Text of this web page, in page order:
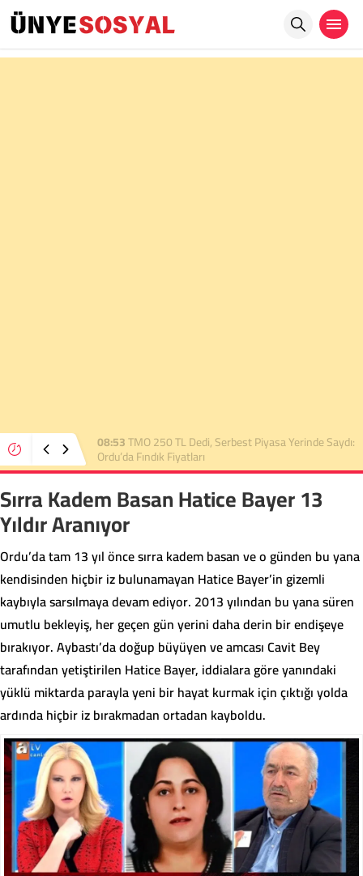
22:36TMO 2026 Fındık Alım Fiyatını Açıkladı:
Üreticinin Beklentisi Karşılanmadı
Sırra Kadem Basan Hatice Bayer 13
Yıldır Aranıyor
Ordu’da tam 13 yıl önce sırra kadem basan ve o günden bu yana
kendisinden hiçbir iz bulunamayan Hatice Bayer’in gizemli
kaybıyla sarsılmaya devam ediyor. 2013 yılından bu yana süren
umutlu bekleyiş, her geçen gün yerini daha derin bir endişeye
bırakıyor. Aybastı’da doğup büyüyen ve amcası Cavit Bey
tarafından yetiştirilen Hatice Bayer, iddialara göre yanındaki
yüklü miktarda parayla yeni bir hayat kurmak için çıktığı yolda
ardında hiçbir iz bırakmadan ortadan kayboldu.